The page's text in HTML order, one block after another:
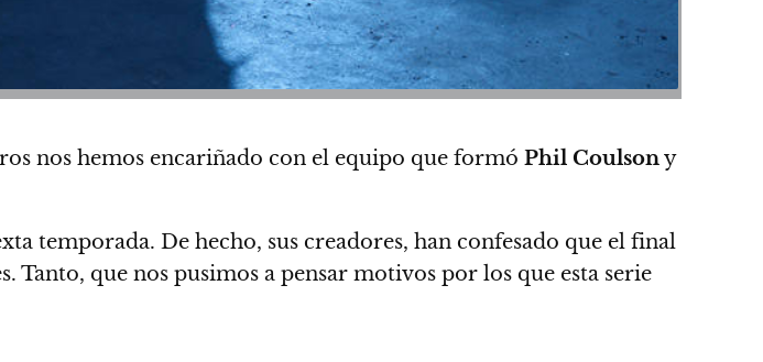
nos hemos encariñado con el equipo que formó Phil Coulsony
temporada. De hecho, sus creadores, han confesado que el final
Tanto, que nos pusimos a pensar motivos por los que esta serie